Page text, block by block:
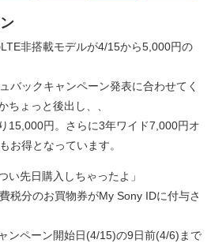
非搭載モデルが4/15から5,000円の
バックキャンペーン発表に合わせてく
ちょっと後出し、、
15,000円。さらに3年ワイド7,000円オ
お得となっています。
い先日購入しちゃったよ」
税分のお買物券がMy Sony IDに付与さ
ンペーン開始日(4/15)の9日前(4/6)まで